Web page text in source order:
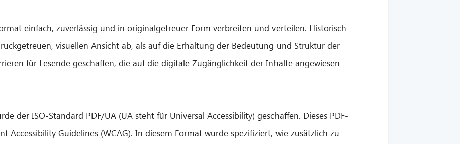
einfach, zuverlässig und in originalgetreuer Form verbreiten und verteilen. Historisch
visuellen Ansicht ab, als auf die Erhaltung der Bedeutung und Struktur der
für Lesende geschaffen, die auf die digitale Zugänglichkeit der Inhalte angewiesen
der ISO-Standard PDF/UA (UA steht für Universal Accessibility) geschaffen. Dieses PDF-
Accessibility Guidelines (WCAG). In diesem Format wurde spezifiziert, wie zusätzlich zu